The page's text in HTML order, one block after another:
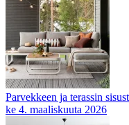
Parvekkeen ja terassin
ke 4. maaliskuuta 2026